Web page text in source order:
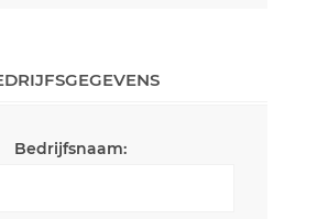
Bedrijfsnaam: